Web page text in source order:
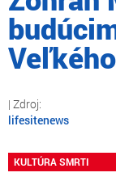
lifesitenews
KULTÚRA SMRTI